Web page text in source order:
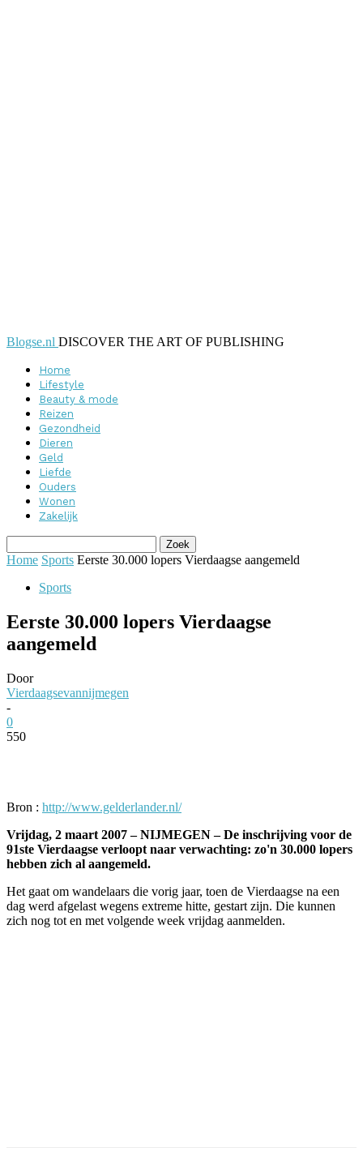
Blogse.nl DISCOVER THE ART OF PUBLISHING
Home
Lifestyle
Beauty & mode
Reizen
Gezondheid
Dieren
Geld
Liefde
Ouders
Wonen
Zakelijk
Home Sports Eerste 30.000 lopers Vierdaagse aangemeld
Sports
Eerste 30.000 lopers Vierdaagse
aangemeld
Door
Vierdaagsevannijmegen
-
0
550
Bron : http://www.gelderlander.nl/
Vrijdag, 2 maart 2007 – NIJMEGEN – De inschrijving voor de
91ste Vierdaagse verloopt naar verwachting: zo'n 30.000 lopers
hebben zich al aangemeld.
Het gaat om wandelaars die vorig jaar, toen de Vierdaagse na een
dag werd afgelast wegens extreme hitte, gestart zijn. Die kunnen
zich nog tot en met volgende week vrijdag aanmelden.